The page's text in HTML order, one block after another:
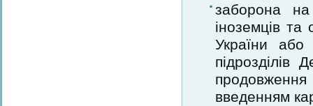
заборона на
іноземців та
України або
підрозділів
продовження
введенням